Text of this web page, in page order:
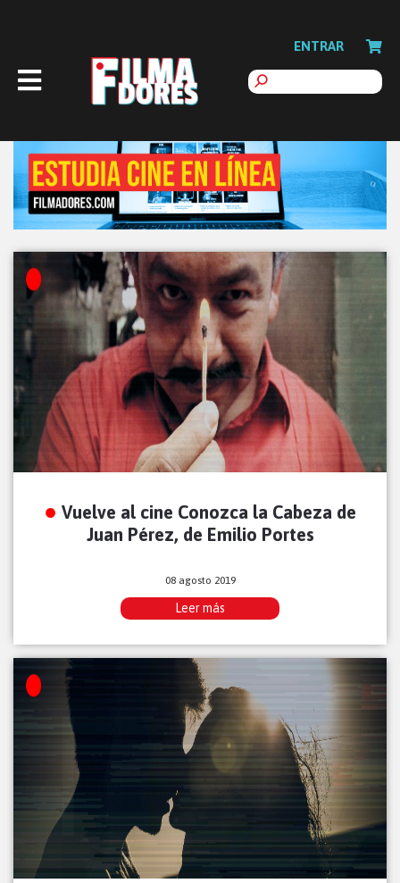
ENTRAR
Vuelve al cine Conozca la Cabeza de
Juan Pérez, de Emilio Portes
08 agosto 2019
Leer más